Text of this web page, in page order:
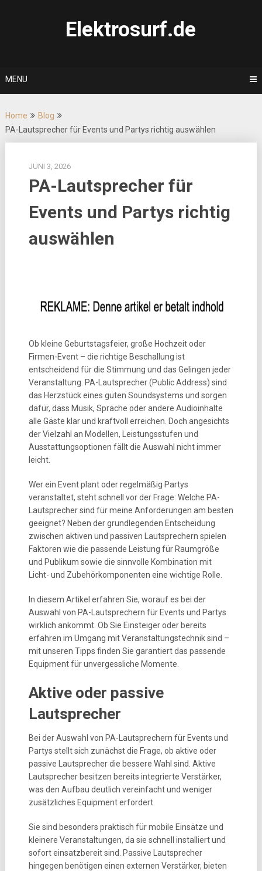
Elektrosurf.de
MENU
Home
Blog
PA-Lautsprecher für Events und Partys richtig auswählen
JUNI 3, 2026
PA-Lautsprecher für
Events und Partys richtig
auswählen
Ob kleine Geburtstagsfeier, große Hochzeit oder
Firmen-Event – die richtige Beschallung ist
entscheidend für die Stimmung und das Gelingen jeder
Veranstaltung. PA-Lautsprecher (Public Address) sind
das Herzstück eines guten Soundsystems und sorgen
dafür, dass Musik, Sprache oder andere Audioinhalte
alle Gäste klar und kraftvoll erreichen. Doch angesichts
der Vielzahl an Modellen, Leistungsstufen und
Ausstattungsoptionen fällt die Auswahl nicht immer
leicht.
Wer ein Event plant oder regelmäßig Partys
veranstaltet, steht schnell vor der Frage: Welche PA-
Lautsprecher sind für meine Anforderungen am besten
geeignet? Neben der grundlegenden Entscheidung
zwischen aktiven und passiven Lautsprechern spielen
Faktoren wie die passende Leistung für Raumgröße
und Publikum sowie die sinnvolle Kombination mit
Licht- und Zubehörkomponenten eine wichtige Rolle.
In diesem Artikel erfahren Sie, worauf es bei der
Auswahl von PA-Lautsprechern für Events und Partys
wirklich ankommt. Ob Sie Einsteiger oder bereits
erfahren im Umgang mit Veranstaltungstechnik sind –
mit unseren Tipps finden Sie garantiert das passende
Equipment für unvergessliche Momente.
Aktive oder passive
Lautsprecher
Bei der Auswahl von PA-Lautsprechern für Events und
Partys stellt sich zunächst die Frage, ob aktive oder
passive Lautsprecher die bessere Wahl sind. Aktive
Lautsprecher besitzen bereits integrierte Verstärker,
was den Aufbau deutlich vereinfacht und weniger
zusätzliches Equipment erfordert.
Sie sind besonders praktisch für mobile Einsätze und
kleinere Veranstaltungen, da sie schnell installiert und
sofort einsatzbereit sind. Passive Lautsprecher
hingegen benötigen einen externen Verstärker, bieten